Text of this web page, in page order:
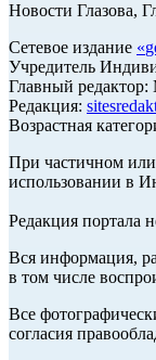
Новости Глазова,
Сетевое издание «
Учредитель
Главный
Редакция:
Возрастная
При частичном или
использовании в
Редакция портала
Вся информация,
в том числе
Все
согласия